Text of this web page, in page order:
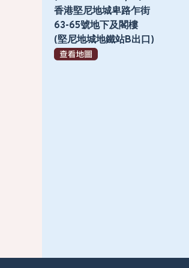
香港堅尼地城卑路乍街
63-65號地下及閣樓
(堅尼地城地鐵站B出口)